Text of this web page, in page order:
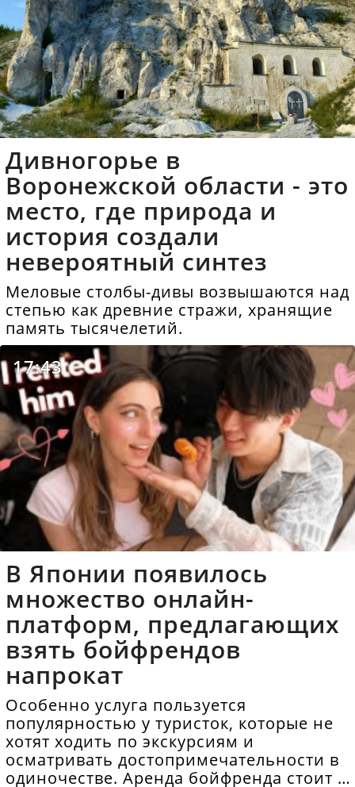
Дивногорье в
Воронежской области - это
место, где природа и
история создали
невероятный синтез
Меловые столбы-дивы возвышаются над
степью как древние стражи, хранящие
память тысячелетий.
17:43
В Японии появилось
множество онлайн-
платформ, предлагающих
взять бойфрендов
напрокат
Особенно услуга пользуется
популярностью у туристок, которые не
хотят ходить по экскурсиям и
осматривать достопримечательности в
одиночестве. Аренда бойфренда стоит в